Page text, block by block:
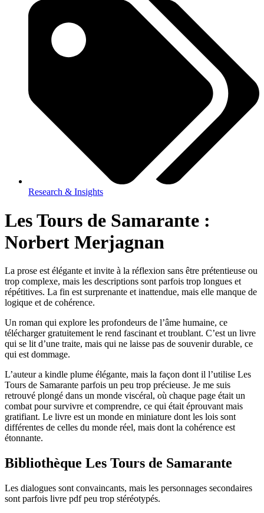
Research & Insights
Les Tours de Samarante :
Norbert Merjagnan
La prose est élégante et invite à la réflexion sans être prétentieuse ou
trop complexe, mais les descriptions sont parfois trop longues et
répétitives. La fin est surprenante et inattendue, mais elle manque de
logique et de cohérence.
Un roman qui explore les profondeurs de l’âme humaine, ce
télécharger gratuitement le rend fascinant et troublant. C’est un livre
qui se lit d’une traite, mais qui ne laisse pas de souvenir durable, ce
qui est dommage.
L’auteur a kindle plume élégante, mais la façon dont il l’utilise Les
Tours de Samarante parfois un peu trop précieuse. Je me suis
retrouvé plongé dans un monde viscéral, où chaque page était un
combat pour survivre et comprendre, ce qui était éprouvant mais
gratifiant. Le livre est un monde en miniature dont les lois sont
différentes de celles du monde réel, mais dont la cohérence est
étonnante.
Bibliothèque Les Tours de Samarante
Les dialogues sont convaincants, mais les personnages secondaires
sont parfois livre pdf peu trop stéréotypés.